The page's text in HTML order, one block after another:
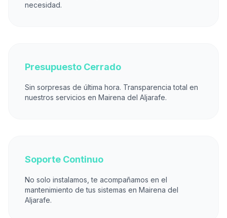
necesidad.
Presupuesto Cerrado
Sin sorpresas de última hora. Transparencia total en
nuestros servicios en Mairena del Aljarafe.
Soporte Continuo
No solo instalamos, te acompañamos en el
mantenimiento de tus sistemas en Mairena del
Aljarafe.